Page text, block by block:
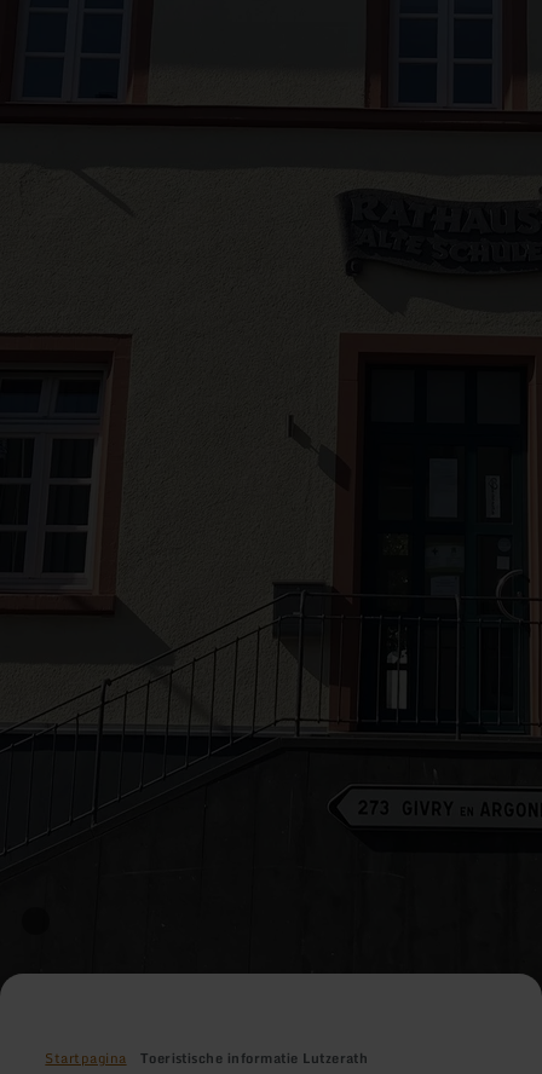
Startpagina Toeristische informatie Lutzerath